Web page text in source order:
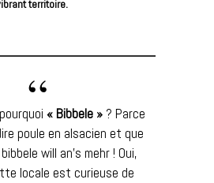
territoire.
« Bibbele » ? Parce
poule en alsacien et que
will an’s mehr ! Oui,
locale est curieuse de